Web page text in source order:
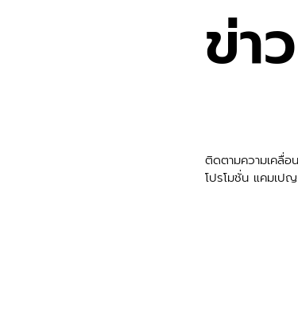
ข่า
ติดตามความเคลื่
โปรโมชั่น แคมเป